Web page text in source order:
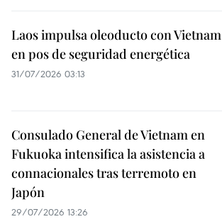
Laos impulsa oleoducto con Vietnam
en pos de seguridad energética
31/07/2026 03:13
Consulado General de Vietnam en
Fukuoka intensifica la asistencia a
connacionales tras terremoto en
Japón
29/07/2026 13:26